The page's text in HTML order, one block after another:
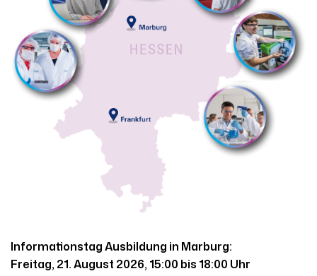
Informationstag Ausbildung in Marburg:
Freitag, 21. August 2026, 15:00 bis 18:00 Uhr